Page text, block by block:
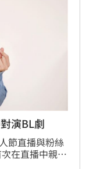
演BL劇
節直播與粉絲
在直播中親手